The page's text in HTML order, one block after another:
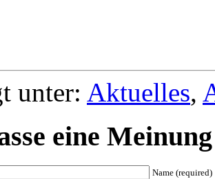
unter: Aktuelles,
eine Meinung
Name (required)